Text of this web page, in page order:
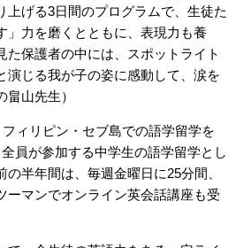
上げる3日間のプログラムで、生徒た
」力を磨くとともに、表現力も養
た保護者の中には、スポットライト
演じる我が子の姿に感動して、涙を
山先生）
ィリピン・セブ島での語学留学を
員が参加する中学生の語学留学とし
半年間は、毎週金曜日に25分間、
ーマンでオンライン英会話講座も受